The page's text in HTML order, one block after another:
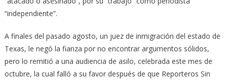
“independiente”.
A finales del pasado agosto, un juez de inmigración del estado de
Texas, le negó la fianza por no encontrar argumentos sólidos,
pero lo remitió a una audiencia de asilo, celebrada este mes de
octubre, la cual falló a su favor después de que Reporteros Sin